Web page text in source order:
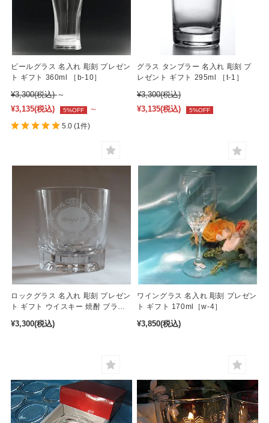
ビールグラス 名入れ 彫刻 プレゼン
ト ギフト 360ml ［b-10］
¥3,300(税込) ～
¥3,135(税込) 5%OFF ～
5.0 (1件)
グラス タンブラー 名入れ 彫刻 プ
レゼント ギフト 295ml ［t-1］
¥3,300(税込)
¥3,135(税込) 5%OFF
ロックグラス 名入れ 彫刻 プレゼン
ト ギフト ウイスキー 焼酎 ブラン
デー 240ml［sgr-1］
¥3,300(税込)
ワイングラス 名入れ 彫刻 プレゼン
ト ギフト 170ml［w-4］
¥3,850(税込)